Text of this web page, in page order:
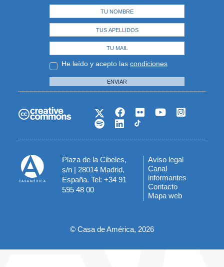
He leído y acepto las condiciones
ENVIAR
Plaza de la Cibeles,
s/n | 28014 Madrid,
España. Tel: +34 91
595 48 00
Menú
del
pie
Aviso legal
Canal
informantes
Contacto
Mapa web
© Casa de América, 2026